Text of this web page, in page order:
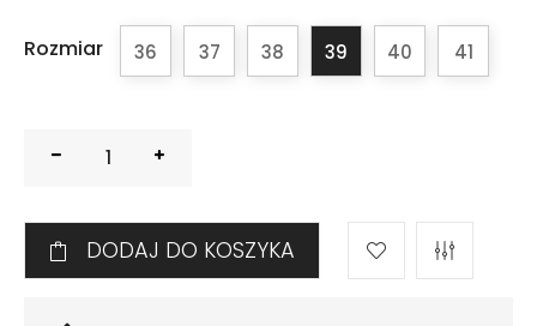
Rozmiar 36 37 38 39 40 41
DODAJ DO KOSZYKA